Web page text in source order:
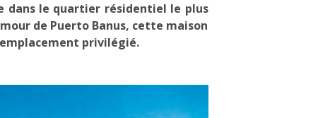
dans le quartier résidentiel le plus
de Puerto Banus, cette maison
privilégié.